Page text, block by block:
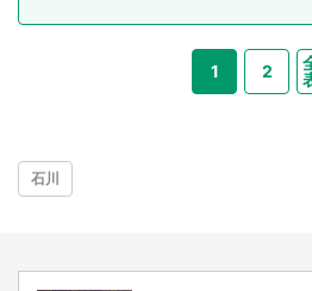
1 2
石川